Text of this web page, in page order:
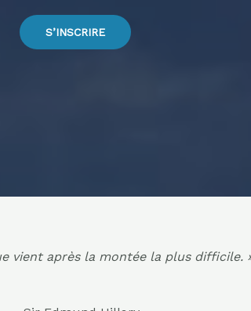
S’INSCRIRE
vient après la montée la plus difficile.